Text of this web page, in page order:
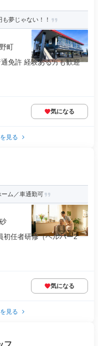
夢じゃない！！
町
免許 経験ある方も歓迎
気になる
見る
ム／車通勤可
初任者研修（ヘルパー2
気になる
見る
フ